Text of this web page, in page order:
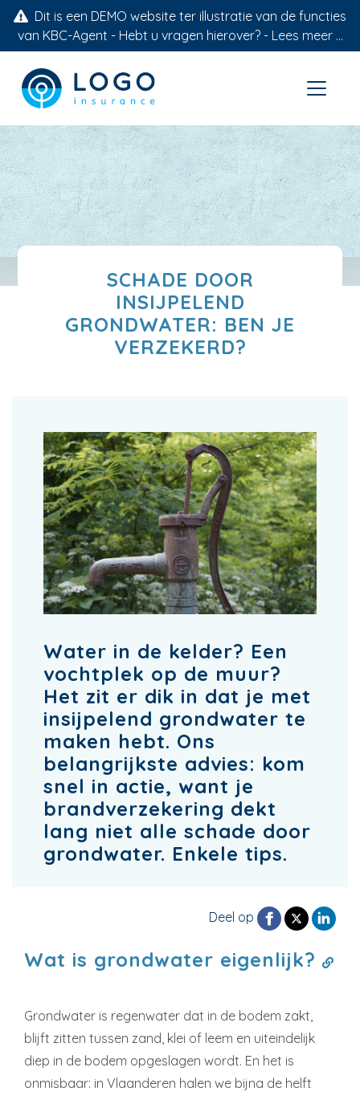
Dit is een DEMO website ter illustratie van de functies
van KBC-Agent - Hebt u vragen hierover? - Lees meer ...
SCHADE DOOR
INSIJPELEND
GRONDWATER: BEN JE
VERZEKERD?
Water in de kelder? Een
vochtplek op de muur?
Het zit er dik in dat je met
insijpelend grondwater te
maken hebt. Ons
belangrijkste advies: kom
snel in actie, want je
brandverzekering dekt
lang niet alle schade door
grondwater. Enkele tips.
Deel op
Wat is grondwater eigenlijk?
Grondwater is regenwater dat in de bodem zakt,
blijft zitten tussen zand, klei of leem en uiteindelijk
diep in de bodem opgeslagen wordt. En het is
onmisbaar: in Vlaanderen halen we bijna de helft